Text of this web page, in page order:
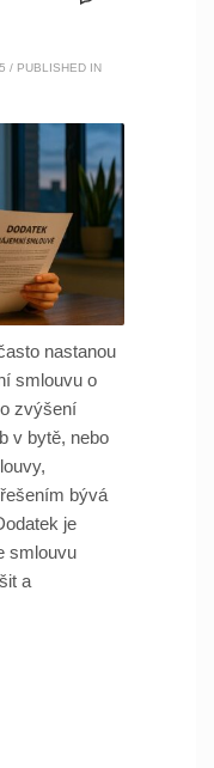
/ PUBLISHED IN
nastanou
smlouvu o
zvýšení
v bytě, nebo
bývá
je
smlouvu
a